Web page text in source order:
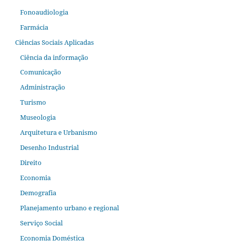
Fonoaudiologia
Farmácia
Ciências Sociais Aplicadas
Ciência da informação
Comunicação
Administração
Turismo
Museologia
Arquitetura e Urbanismo
Desenho Industrial
Direito
Economia
Demografia
Planejamento urbano e regional
Serviço Social
Economia Doméstica